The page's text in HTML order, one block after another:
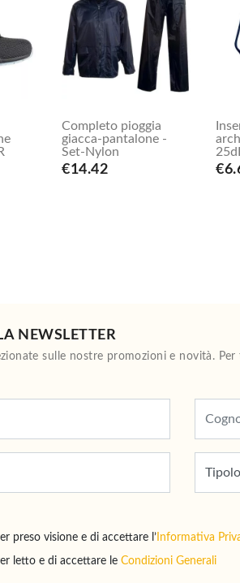
Completo pioggia
giacca-pantalone -
Set-Nylon
€14.42
NEWSLETTER
sulle nostre promozioni e novità.
preso visione e di accettare l’ Informativa
letto e di accettare le Condizioni Generali